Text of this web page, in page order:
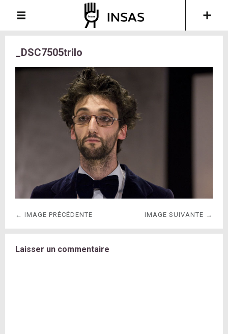
_DSC7505trilo
← IMAGE PRÉCÉDENTE IMAGE SUIVANTE →
Laisser un commentaire